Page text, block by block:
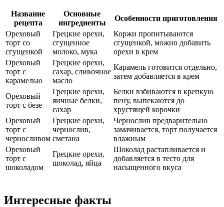
Название
рецепта
Основные
ингредиенты
Особенности приготовления
Ореховый
торт со
сгущенкой
Грецкие орехи,
сгущенное
молоко, мука
Коржи пропитываются
сгущенкой, можно добавить
орехи в крем
Ореховый
торт с
карамелью
Грецкие орехи,
сахар, сливочное
масло
Карамель готовится отдельно,
затем добавляется в крем
Ореховый
торт с безе
Грецкие орехи,
яичные белки,
сахар
Белки взбиваются в крепкую
пену, выпекаются до
хрустящей корочки
Ореховый
торт с
черносливом
Грецкие орехи,
чернослив,
сметана
Чернослив предварительно
замачивается, торт получается
влажным
Ореховый
торт с
шоколадом
Грецкие орехи,
шоколад, яйца
Шоколад растапливается и
добавляется в тесто для
насыщенного вкуса
Интересные факты